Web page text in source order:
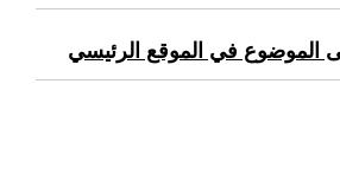
الموضوع في الموقع الرئيسي